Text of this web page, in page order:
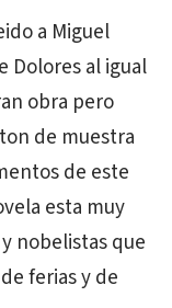
a Miguel
Dolores al igual
obra pero
de muestra
de este
esta muy
nobelistas que
ferias y de